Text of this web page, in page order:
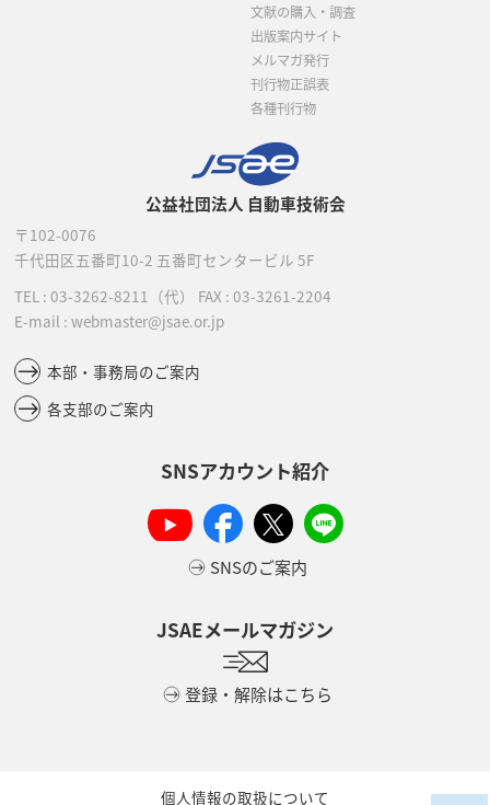
公益社団法人 自動車技術会
〒102-0076
千代田区五番町10-2 五番町センタービル 5F
TEL : 03-3262-8211 （代） FAX : 03-3261-2204
E-mail : webmaster@jsae.or.jp
本部・事務局のご案内
各支部のご案内
SNSアカウント紹介
SNSのご案内
JSAEメールマガジン
登録・解除はこちら
文献の購入・調査
出版案内サイト
メルマガ発行
刊行物正誤表
各種刊行物
個人情報の取扱について